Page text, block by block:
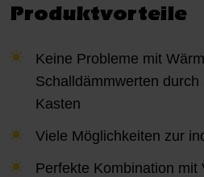
Produktvorteile
Keine Probleme mit
Schalldämmwerten
Kasten
Viele Möglichkeiten zur
Perfekte Kombination mit